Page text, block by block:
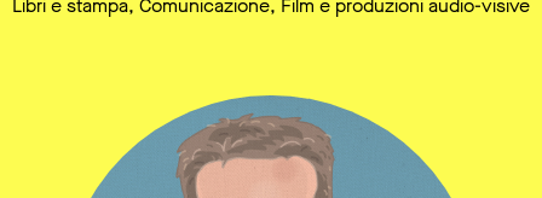
Libri e stampa, Comunicazione, Film e produzioni audio-visive